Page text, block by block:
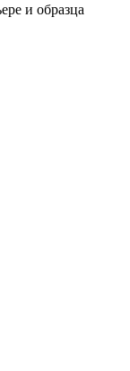
и образца